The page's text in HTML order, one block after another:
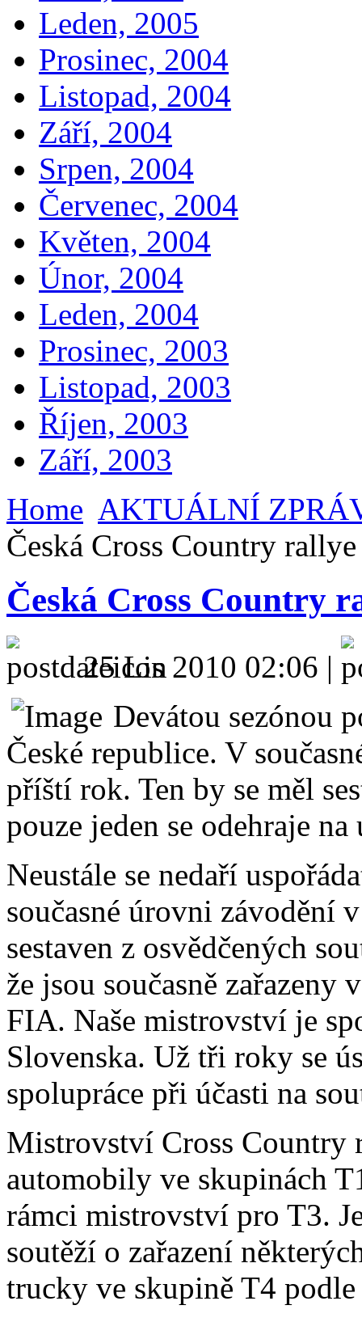
Leden, 2005
Prosinec, 2004
Listopad, 2004
Září, 2004
Srpen, 2004
Červenec, 2004
Květen, 2004
Únor, 2004
Leden, 2004
Prosinec, 2003
Listopad, 2003
Říjen, 2003
Září, 2003
Home AKTUÁLNÍ
Česká Cross Country
Česká Cross Country
25 Lis 2010 02:06 |
Devátou sezónou
České republice. V
příští rok. Ten by se měl
pouze jeden se odehraje
Neustále se nedaří
současné úrovni závodění
sestaven z osvědčených
že jsou současně zařazeny
FIA. Naše mistrovství je
Slovenska. Už tři roky se
spolupráce při účasti na
Mistrovství Cross Country
automobily ve skupinách
rámci mistrovství pro T3.
soutěží o zařazení
trucky ve skupině T4